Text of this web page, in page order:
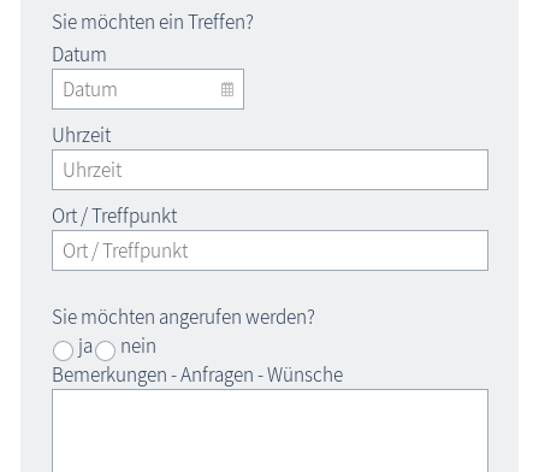
Sie möchten ein Treffen?
Datum
Uhrzeit
Ort / Treffpunkt
Sie möchten angerufen werden?
ja
nein
Bemerkungen - Anfragen - Wünsche